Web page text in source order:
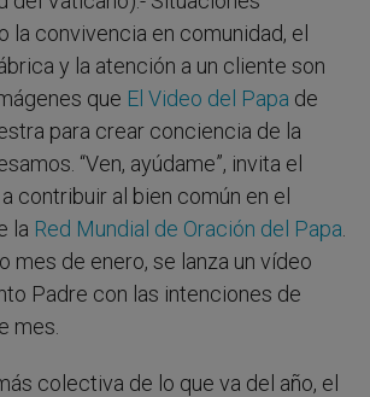
la convivencia en comunidad, el
y la atención a un cliente son
que El Video del Papa de
para crear conciencia de la
“Ven, ayúdame”, invita el
contribuir al bien común en el
la Red Mundial de Oración del Papa
mes de enero, se lanza un vídeo
Padre con las intenciones de
mes.
colectiva de lo que va del año, el